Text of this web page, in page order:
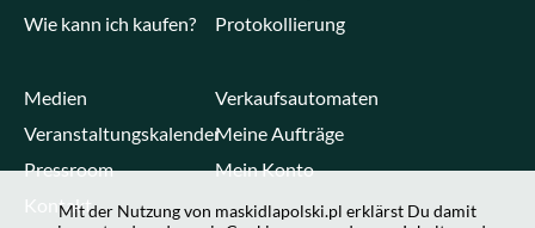
Wie kann ich kaufen?
Protokollierung
Medien
Veranstaltungskalender
Pressroom
Kontakt
Verkaufsautomaten
Meine Aufträge
Mein Konto
Mit der Nutzung von maskidlapolski.pl erklärst Du damit